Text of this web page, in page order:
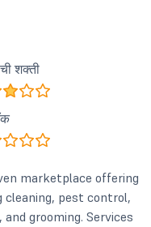
शक्ती
marketplace offering
cleaning, pest control,
grooming. Services